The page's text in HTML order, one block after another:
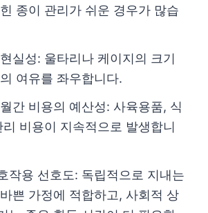
종이 관리가 쉬운 경우가 많습
실성: 울타리나 케이지의 크기
여유를 좌우합니다.
간 비용의 예산성: 사육용품, 식
비용이 지속적으로 발생합니
작용 선호도: 독립적으로 지내는
쁜 가정에 적합하고, 사회적 상